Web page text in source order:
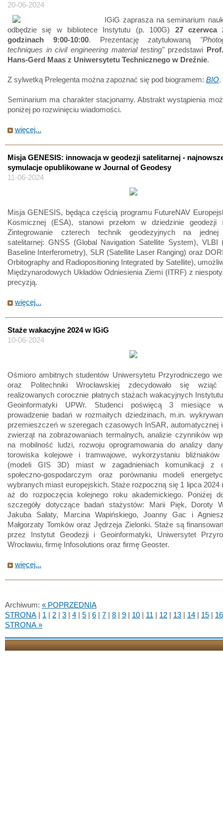
20-06-2024
IGiG zaprasza na seminarium
odbędzie się w bibliotece Instytutu (p. 100G) 27 czerwca
godzinach 9:00-10:00. Prezentację zatytułowaną
techniques in civil engineering material testing"przedstawi
Hans-Gerd Maas z Uniwersytetu Technicznego w Dreźnie.
Z sylwetką Prelegenta można zapoznać się pod biogramem: BIO.
Seminarium ma charakter stacjonarny. Abstrakt wystąpienia
poniżej po rozwinięciu wiadomości.
więcej...
Misja GENESIS: innowacja w geodezji satelitarnej -
symulacje opublikowane w Journal of Geodesy
11-06-2024
Misja GENESIS, będąca częścią programu FutureNAV
Kosmicznej (ESA), stanowi przełom w dziedzinie geodezji
Zintegrowanie czterech technik geodezyjnych na jednej
satelitarnej: GNSS (Global Navigation Satellite System), VLBI
Baseline Interferometry), SLR (Satellite Laser Ranging) oraz
Orbitography and Radiopositioning Integrated by Satellite),
Międzynarodowych Układów Odniesienia Ziemi (ITRF) z
precyzją.
więcej...
Staże wakacyjne 2024 w IGiG
10-06-2024
Ośmioro ambitnych studentów Uniwersytetu Przyrodniczego we
oraz Politechniki Wrocławskiej zdecydowało się
realizowanych corocznie płatnych stażach wakacyjnych
Geoinformatyki UPWr. Studenci poświęcą 3 miesiące
prowadzenie badań w rozmaitych dziedzinach, m.in.
przemieszczeń w szeregach czasowych InSAR, automatycznej
zwierząt na zobrazowaniach termalnych, analizie czynników
na mobilność ludzi, rozwoju oprogramowania do analizy
torowiska kolejowe i tramwajowe, wykorzystaniu bliźniaków
(modeli GIS 3D) miast w zagadnieniach komunikacji z
społeczno-gospodarczym oraz porównaniu modeli
wybranych miast europejskich. Staże rozpoczną się 1 lipca 2024
aż do rozpoczęcia kolejnego roku akademickiego. Poniżej
szczegóły dotyczące badań stażystów: Marii Pięk, Doroty
Jakuba Sałaty, Marcina Wapińskiego, Joanny Gac i
Małgorzaty Tomków oraz Jędrzeja Zielonki. Staże są
przez Instytut Geodezji i Geoinformatyki, Uniwersytet
Wrocławiu, firmę Infosolutions oraz firmę Geoster.
więcej...
Archiwum: « POPRZEDNIA
STRONA | 1 | 2 | 3 | 4 | 5 | 6 | 7 | 8 | 9 | 10 | 11 | 12 | 13 | 14 | 15 | 16
STRONA »